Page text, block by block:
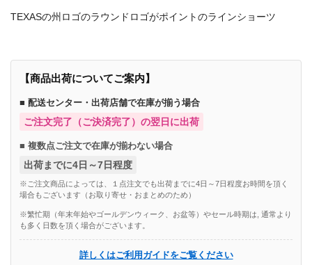
TEXASの州ロゴのラウンドロゴがポイントのラインショーツ
【商品出荷についてご案内】
■ 配送センター・出荷店舗で在庫が揃う場合
ご注文完了（ご決済完了）の翌日に出荷
■ 複数点ご注文で在庫が揃わない場合
出荷までに4日～7日程度
※ご注文商品によっては、１点注文でも出荷までに4日～7日程度お時間を頂く
場合もございます（お取り寄せ・おまとめのため）
※繁忙期（年末年始やゴールデンウィーク、お盆等）やセール時期は, 通常より
も多く日数を頂く場合がございます。
詳しくはご利用ガイドをご覧ください